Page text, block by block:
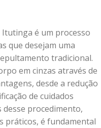
é um processo
que desejam uma
tradicional.
em cinzas através de
desde a redução
de cuidados
procedimento,
práticos, é fundamental